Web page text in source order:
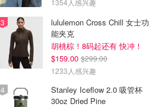
1354人感兴趣
lululemon Cross Chill 女士功
能夹克
胡桃棕！8码起还有 快冲！
$159.00 $299.00
1233人感兴趣
Stanley Iceflow 2.0 吸管杯
30oz Dried Pine